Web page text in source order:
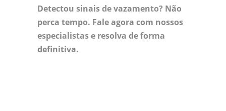
Detectou sinais de vazamento? Não
perca tempo. Fale agora com nossos
especialistas e resolva de forma
definitiva.